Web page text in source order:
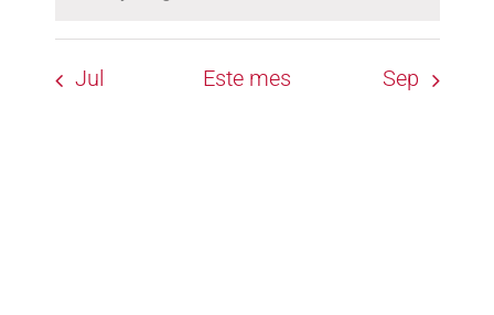
Jul Este mes Sep